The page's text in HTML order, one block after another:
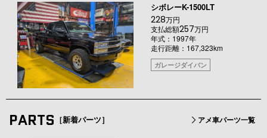
シボレーK-1500LT
228万円
支払総額257万円
年式：1997年
走行距離：167,323km
ガレージダイバン
PARTS ［新着パーツ］ アメ車パーツ一覧